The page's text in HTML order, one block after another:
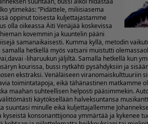
ytimekäs: ”Pidättele, miliisiasema
oppinut toisesta kuljettajastamme
olla oikeassa Äiti Venäjää koskevissa
kovemmin ja kuuntelin pääni
samanaikaisesti. Kumma kyllä, metodin
samalla hetkellä myös vatsani muistutti
-liharuukun jäljiltä. Samalla hetkellä kun
kourissa, bussi nytkähti pysähdyksiin ja
ekstraksi. Venäläiseen viranomaiskulttuuriin
toimintatapoja, eikä tähänastinen matkamme
maahan suhteellisen helposti pääsimmekin.
käytöksellään halveksuntansa
suuntasi minulle eikä kuljettajallemme
konsonanttijonoa ymmärtää ja kykenee